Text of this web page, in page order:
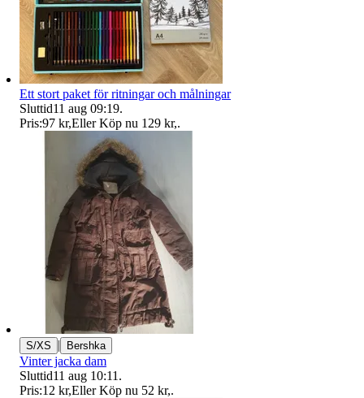
Ett stort paket för ritningar och målningar
Sluttid11 aug 09:19.
Pris:97 kr,Eller Köp nu 129 kr,.
S/XS | Bershka
Vinter jacka dam
Sluttid11 aug 10:11 .
Pris:12 kr,Eller Köp nu 52 kr,.